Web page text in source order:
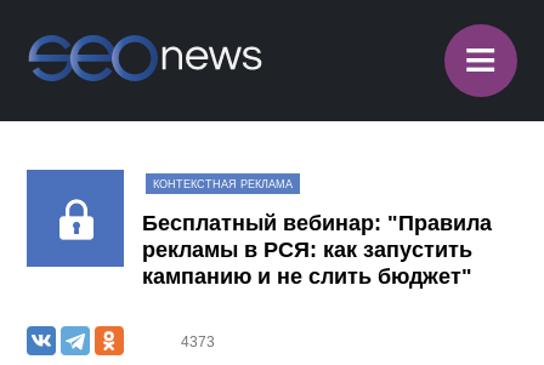
≡
КОНТЕКСТНАЯ РЕКЛАМА
Бесплатный вебинар: "Правила
рекламы в РСЯ: как запустить
кампанию и не слить бюджет"
4373